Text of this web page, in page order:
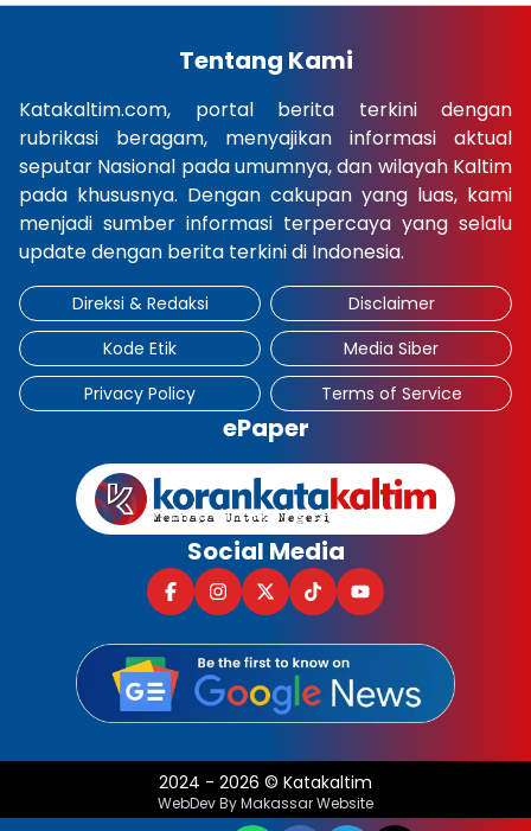
Tentang Kami
Katakaltim.com, portal berita terkini dengan
rubrikasi beragam, menyajikan informasi aktual
seputar Nasional pada umumnya, dan wilayah Kaltim
pada khususnya. Dengan cakupan yang luas, kami
menjadi sumber informasi terpercaya yang selalu
update dengan berita terkini di Indonesia.
Direksi & Redaksi
Disclaimer
Kode Etik
Media Siber
Privacy Policy
Terms of Service
ePaper
Social Media
2024 - 2026 © Katakaltim
WebDev By Makassar Website